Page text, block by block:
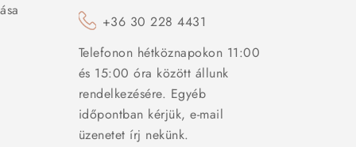
+36 30 228 4431
Telefonon hétköznapokon 11:00
és 15:00 óra között állunk
rendelkezésére. Egyéb
időpontban kérjük, e-mail
üzenetet írj nekünk.